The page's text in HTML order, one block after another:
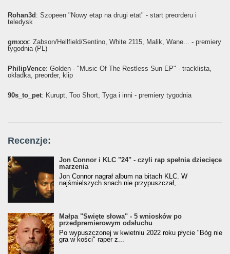
Rohan3d : Szopeen "Nowy etap na drugi etat" - start preorderu i
teledysk
gmxxx: Żabson/Hellfield/Sentino, White 2115, Malik, Wane... - premiery
tygodnia (PL)
PhilipVence: Golden - "Music Of The Restless Sun EP" - tracklista,
okładka, preorder, klip
90s_to_pet: Kurupt, Too Short, Tyga i inni - premiery tygodnia
Recenzje:
Jon Connor i KLC "24" - czyli rap spełnia dziecięce
marzenia
Jon Connor nagrał album na bitach KLC. W
najśmielszych snach nie przypuszczał,...
Małpa "Święte słowa" - 5 wniosków po
przedpremierowym odsłuchu
Po wypuszczonej w kwietniu 2022 roku płycie "Bóg nie
gra w kości" raper z...